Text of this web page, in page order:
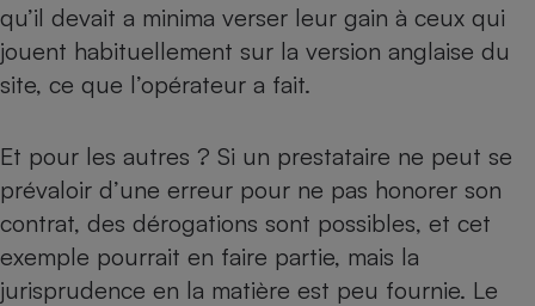
qu’il devait a minima verser leur gain à ceux qui
jouent habituellement sur la version anglaise du
site, ce que l’opérateur a fait.
Et pour les autres ? Si un prestataire ne peut se
prévaloir d’une erreur pour ne pas honorer son
contrat, des dérogations sont possibles, et cet
exemple pourrait en faire partie, mais la
jurisprudence en la matière est peu fournie. Le